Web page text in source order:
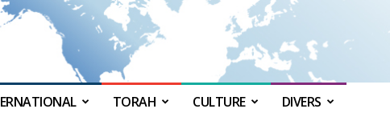
TORAH CULTURE DIVERS